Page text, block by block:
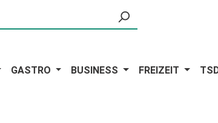
GASTRO BUSINESS FREIZEIT